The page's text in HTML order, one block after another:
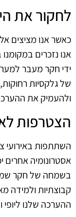
לחקור את
כאשר אנו מציצים
אנו נזכרים
ידי חקר מעבר
של גלקסיות
ולהעמיק את
הצטרפות
השתתפות באירועי
אסטרונומיה
בשמחה של חקר
קבוצתיות ולמידה
ההערכה שלנו